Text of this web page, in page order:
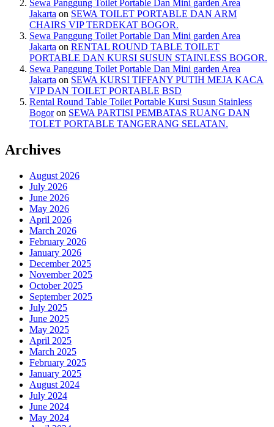
Sewa Panggung Toilet Portable Dan Mini garden Area
Jakarta on SEWA TOILET PORTABLE DAN ARM
CHAIRS VIP TERDEKAT BOGOR.
Sewa Panggung Toilet Portable Dan Mini garden Area
Jakarta on RENTAL ROUND TABLE TOILET
PORTABLE DAN KURSI SUSUN STAINLESS BOGOR.
Sewa Panggung Toilet Portable Dan Mini garden Area
Jakarta on SEWA KURSI TIFFANY PUTIH MEJA KACA
VIP DAN TOILET PORTABLE BSD
Rental Round Table Toilet Portable Kursi Susun Stainless
Bogoron SEWA PARTISI PEMBATAS RUANG DAN
TOLET PORTABLE TANGERANG SELATAN.
Archives
August 2026
July 2026
June 2026
May 2026
April 2026
March 2026
February 2026
January 2026
December 2025
November 2025
October 2025
September 2025
July 2025
June 2025
May 2025
April 2025
March 2025
February 2025
January 2025
August 2024
July 2024
June 2024
May 2024